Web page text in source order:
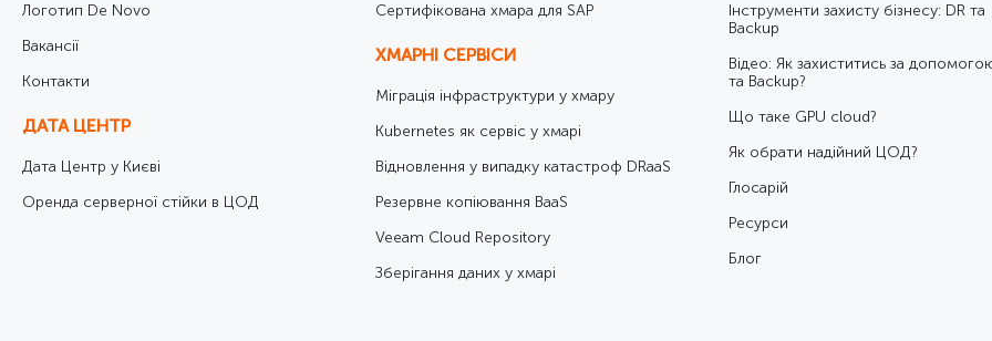
Логотип De Novo
Вакансії
Контакти
ДАТА ЦЕНТР
Дата Центр у Києві
Оренда серверної стійки в ЦОД
Cертифікована хмара для SAP
ХМАРНІ СЕРВІСИ
Міграція інфраструктури у хмару
Kubernetes як сервіс у хмарі
Відновлення у випадку катастроф DRaaS
Резервне копіювання BaaS
Veeam Cloud Repository
Зберігання даних у хмарі
Інструменти захисту бізнесу: DR та
Backup
Відео: Як захиститись за
та Backup?
Що таке GPU cloud?
Як обрати надійний ЦОД?
Глосарій
Ресурси
Блог